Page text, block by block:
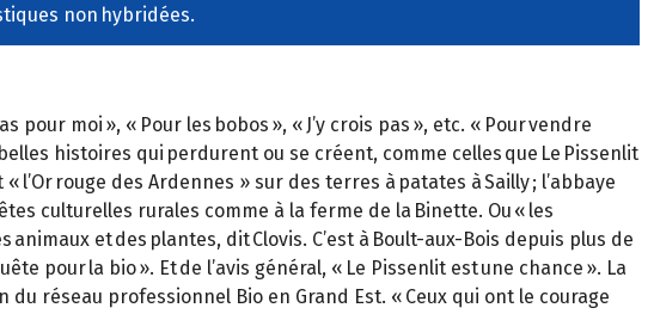
non hybridées.
moi », « Pour les bobos », « J’y crois pas », etc. « Pour vendre
histoires qui perdurent ou se créent, comme celles que Le Pissenlit
rouge des Ardennes » sur des terres à patates à Sailly ; l’abbaye
culturelles rurales comme à la ferme de la Binette. Ou « les
et des plantes, dit Clovis. C’est à Boult-aux-Bois depuis plus de
pour la bio ». Et de l’avis général, « Le Pissenlit est une chance ». La
réseau professionnel Bio en Grand Est. « Ceux qui ont le courage